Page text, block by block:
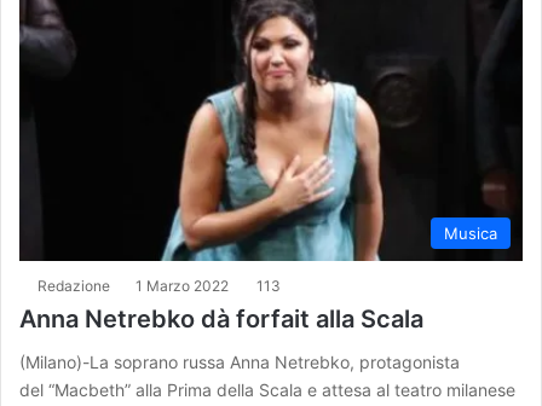
Musica
Redazione 1 Marzo 2022 113
Anna Netrebko dà forfait alla Scala
(Milano)-La soprano russa Anna Netrebko, protagonista
del “Macbeth” alla Prima della Scala e attesa al teatro milanese